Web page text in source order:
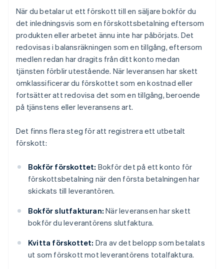
När du betalar ut ett förskott till en säljare bokför du
det inledningsvis som en förskottsbetalning eftersom
produkten eller arbetet ännu inte har påbörjats. Det
redovisas i balansräkningen som en tillgång, eftersom
medlen redan har dragits från ditt konto medan
tjänsten förblir utestående. När leveransen har skett
omklassificerar du förskottet som en kostnad eller
fortsätter att redovisa det som en tillgång, beroende
på tjänstens eller leveransens art.
Det finns flera steg för att registrera ett utbetalt
förskott:
Bokför förskottet: Bokför det på ett konto för
förskottsbetalning när den första betalningen har
skickats till leverantören.
Bokför slutfakturan: När leveransen har skett
bokför du leverantörens slutfaktura.
Kvitta förskottet: Dra av det belopp som betalats
ut som förskott mot leverantörens totalfaktura.